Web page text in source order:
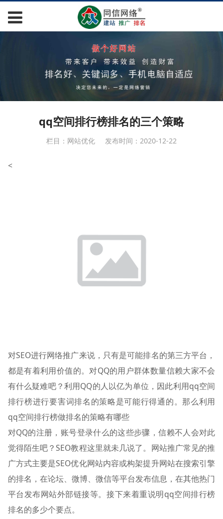
qq空间排行榜排名的三个策略
栏目：网站优化 发布时间：2020-12-22
<
对SEO进行网络推广来说，只有是可能排名的第三方平台，
都是有着利用价值的。对QQ的用户群体数量信赖大家不会
有什么疑难吧？利用QQ的人以亿为单位，因此利用qq空间
排行榜进行要害词排名的策略是可能行得通的。那么利用
qq空间排行榜做排名的策略有哪些
对QQ的注册，账号登录什么的这些步骤，信赖不人会对此
觉得陌生吧？SEO教程这里就未几说了。网站推广常见的推
广方式主要是SEO优化网站内容或构架提升网站在搜索引擎
的排名，在论坛、微博、微信等平台发布信息，在其他热门
平台发布网站外部链接等。接下来着重说明qq空间排行榜
排名的多少个要点。